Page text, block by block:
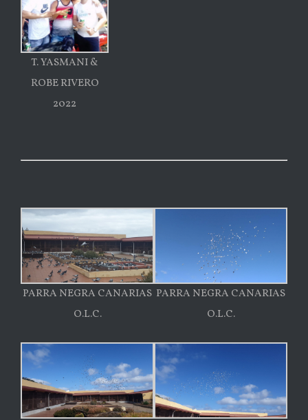
T. YASMANI &
ROBE RIVERO
2022
PARRA NEGRA CANARIAS
O.L.C.
PARRA NEGRA CANARIAS
O.L.C.